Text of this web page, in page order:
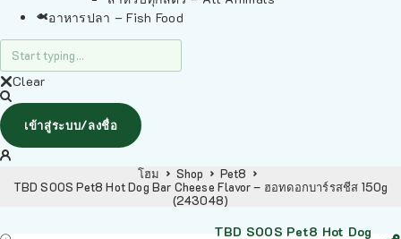
อาหารปลา – Fish Food
Clear
เข้าสู่ระบบ/ลงชื่อ
โฮม Shop
Pet8
TBD SOOS Pet8 Hot Dog Bar Cheese Flavor – ฮอทดอกบาร์รสชีส 150g
(243048)
TBD SOOS Pet8 Hot Dog